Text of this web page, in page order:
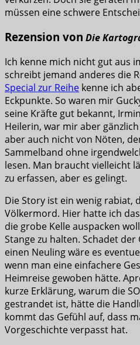
müssen eine schwere
Rezension von Die
Ich kenne mich nicht gut aus
schreibt jemand anderes die
Special zur Reihe kenne ich
Eckpunkte. So waren mir
seine Kräfte gut bekannt,
Heilerin, war mir aber
aber auch nicht von Nöten,
Sammelband ohne
lesen. Man braucht vielleicht
zu erfassen, aber es gelingt.
Die Story ist ein wenig rabiat,
Völkermord. Hier hatte ich
die grobe Kelle auspacken
Stange zu halten. Schadet
einen Neuling wäre es
wenn man eine einfachere
Heimreise gewoben hätte.
kurze Erklärung, warum die
gestrandet ist, hätte die
kommt das Gefühl auf, dass
Vorgeschichte verpasst hat.